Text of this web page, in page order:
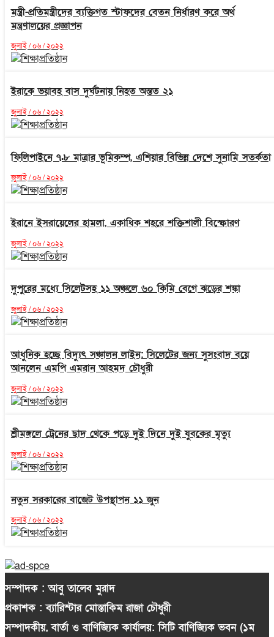
মন্ত্রী-প্রতিমন্ত্রীদের ব্যক্তিগত স্টাফদের বেতন নির্ধারণ করে অর্থ
মন্ত্রণালয়ের প্রজ্ঞাপন
জুলাই / ০৬ / ২০২২
ইরাকে ভয়াবহ বাস দুর্ঘটনায় নিহত অন্তত ২১
জুলাই / ০৬ / ২০২২
ফিলিপাইনে ৭.৮ মাত্রার ভূমিকম্প, এশিয়ার বিভিন্ন দেশে সুনামি সতর্কতা
জুলাই / ০৬ / ২০২২
ইরানে ইসরায়েলের হামলা, একাধিক শহরে শক্তিশালী বিস্ফোরণ
জুলাই / ০৬ / ২০২২
দুপুরের মধ্যে সিলেটসহ ১১ অঞ্চলে ৬০ কিমি বেগে ঝড়ের শঙ্কা
জুলাই / ০৬ / ২০২২
আধুনিক হচ্ছে বিদ্যুৎ সঞ্চালন লাইন: সিলেটের জন্য সুসংবাদ বয়ে
আনলেন এমপি এমরান আহমদ চৌধুরী
জুলাই / ০৬ / ২০২২
শ্রীমঙ্গলে ট্রেনের ছাদ থেকে পড়ে দুই দিনে দুই যুবকের মৃত্যু
জুলাই / ০৬ / ২০২২
নতুন সরকারের বাজেট উপস্থাপন ১১ জুন
জুলাই / ০৬ / ২০২২
সম্পাদক : আবু তালেব মুরাদ
প্রকাশক : ব্যারিস্টার মোস্তাকিম রাজা চৌধুরী
সম্পাদকীয়, বার্তা ও বাণিজ্যিক কার্যালয়: সিটি বাণিজ্যিক ভবন (১ম